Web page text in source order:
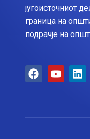
југоисточниот
граница на
подрачје на
F
a
Y
o
L
i